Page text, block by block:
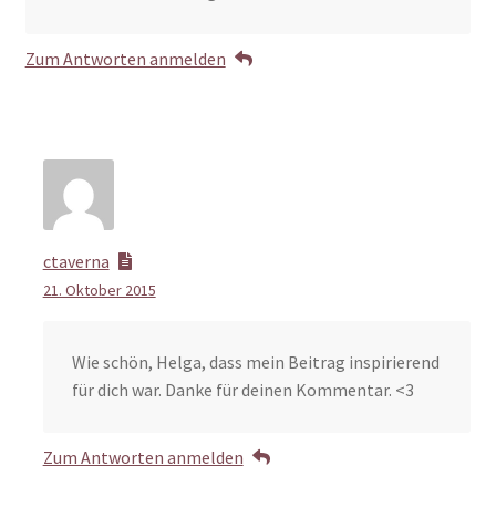
Zum Antworten anmelden
ctaverna
21. Oktober 2015
Wie schön, Helga, dass mein Beitrag inspirierend
für dich war. Danke für deinen Kommentar. <3
Zum Antworten anmelden